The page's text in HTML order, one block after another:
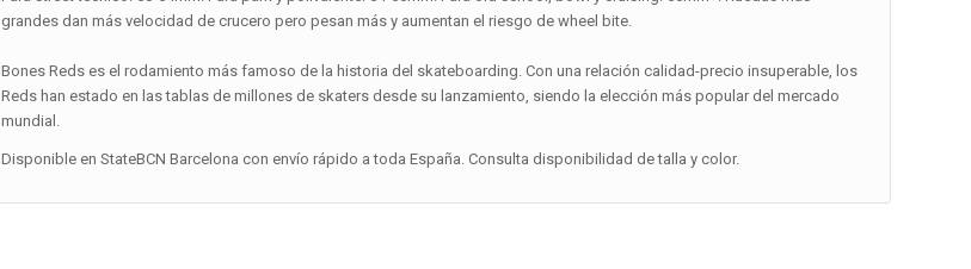
grandes dan más velocidad de crucero pero pesan más y aumentan el riesgo de wheel bite.
Bones Reds es el rodamiento más famoso de la historia del skateboarding. Con una relación calidad-precio insuperable, los
Reds han estado en las tablas de millones de skaters desde su lanzamiento, siendo la elección más popular del mercado
mundial.
Disponible en StateBCN Barcelona con envío rápido a toda España. Consulta disponibilidad de talla y color.